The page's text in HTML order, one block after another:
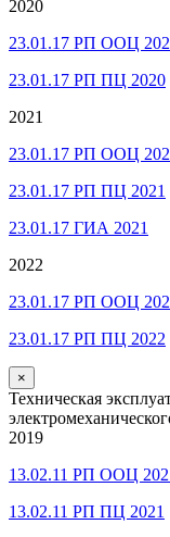
2020
23.01.17 РП ООЦ
23.01.17 РП ПЦ 2020
2021
23.01.17 РП ООЦ
23.01.17 РП ПЦ 2021
23.01.17 ГИА 2021
2022
23.01.17 РП ООЦ
23.01.17 РП ПЦ 2022
×
Техническая
2019
13.02.11 РП ООЦ
13.02.11 РП ПЦ 2021